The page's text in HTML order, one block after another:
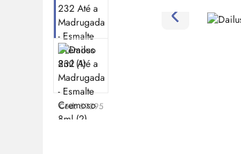
Cod:59295